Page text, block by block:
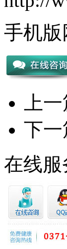
手机版
上
下一
在线服